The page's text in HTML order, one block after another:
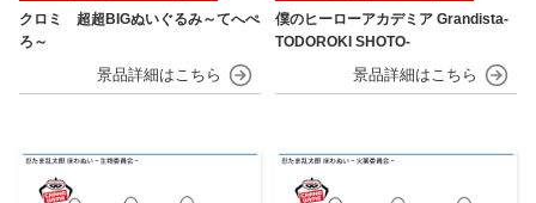
クロミ 超超BIGぬいぐるみ～てへぺ
ろ～
僕のヒーローアカデミア Grandista-
TODOROKI SHOTO-